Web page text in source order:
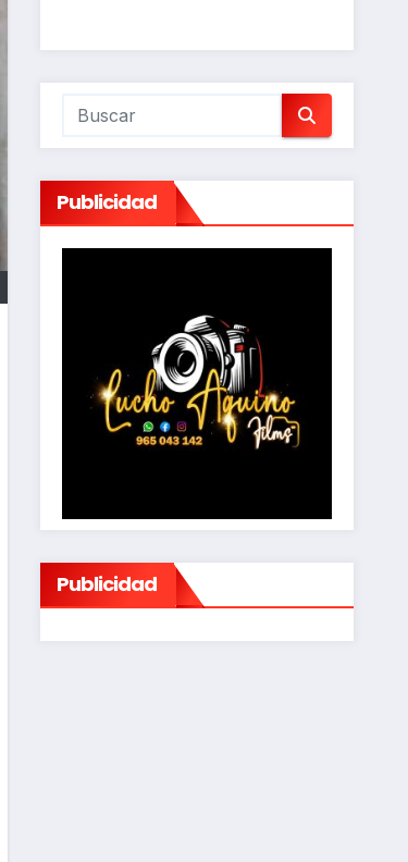
Publicidad
Publicidad